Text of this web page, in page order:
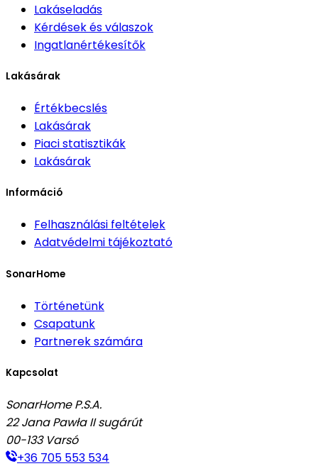
Lakáseladás
Kérdések és válaszok
Ingatlanértékesítők
Lakásárak
Értékbecslés
Lakásárak
Piaci statisztikák
Lakásárak
Információ
Felhasználási feltételek
Adatvédelmi tájékoztató
SonarHome
Történetünk
Csapatunk
Partnerek számára
Kapcsolat
SonarHome P.S.A.
22 Jana Pawła II sugárút
00-133 Varsó
+36 705 553 534